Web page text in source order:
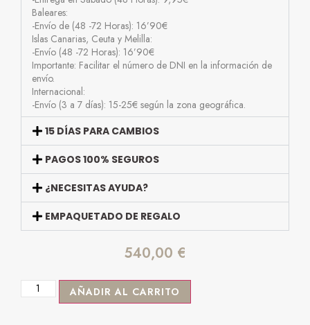
Baleares:
-Envío de (48 -72 Horas): 16’90€
Islas Canarias, Ceuta y Melilla:
-Envío (48 -72 Horas): 16’90€
Importante: Facilitar el número de DNI en la información de
envío.
Internacional:
-Envío (3 a 7 días): 15-25€ según la zona geográfica.
15 DÍAS PARA CAMBIOS
PAGOS 100% SEGUROS
¿NECESITAS AYUDA?
EMPAQUETADO DE REGALO
540,00 €
AÑADIR AL CARRITO